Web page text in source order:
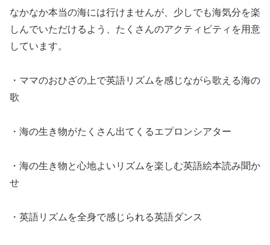
なかなか本当の海には行けませんが、少しでも海気分を楽
しんでいただけるよう、たくさんのアクティビティを用意
しています。
・ ママのおひざの上で英語リズムを感じながら歌える海の
歌
・海の生き物がたくさん出てくるエプロンシアター
・海の生き物と心地よいリズムを楽しむ英語絵本読み聞か
せ
・英語リ ズムを全身で感じられる英語ダンス